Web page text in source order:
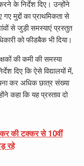
के निर्देश दिए। उन्होंने
मुद्दों का प्राथमिकता से
से जुड़ी समस्याएं प्रस्तुत
को फीडबैक भी दिया।
की कमी की समस्या
दिए कि ऐसे विद्यालयों में,
कर अधिक छात्र संख्या
कहा कि यह प्रस्ताव दो
की टक्कर से 10वीं
रहे